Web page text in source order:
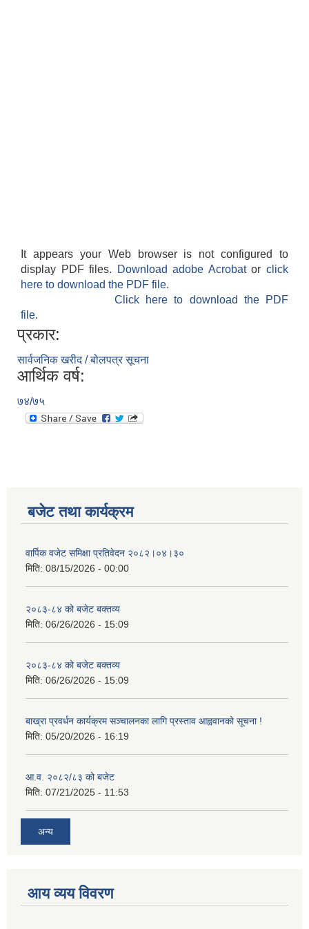
It appears your Web browser is not configured to
display PDF files.
Download adobe Acrobatorclick
here to download the PDF file.
Click here to download the PDF
file.
प्रकार:
सार्वजनिक खरीद / बोलपत्र सूचना
आर्थिक वर्ष:
७४/७५
बजेट तथा कार्यक्रम
वार्पिक वजेट समिक्षा प्रतिवेदन २०८२।०४।३०
मिति: 08/15/2026 - 00:00
२०८३-८४ को बजेट बक्तव्य
मिति: 06/26/2026 - 15:09
२०८३-८४ को बजेट बक्तव्य
मिति: 06/26/2026 - 15:09
बाख्रा प्रवर्धन कार्यक्रम सञ्चालनका लागि प्रस्ताव आह्ववानको सूचना !
मिति: 05/20/2026 - 16:19
आ.व. २०८२/८३ को बजेट
मिति: 07/21/2025 - 11:53
अन्य
आय व्यय विवरण